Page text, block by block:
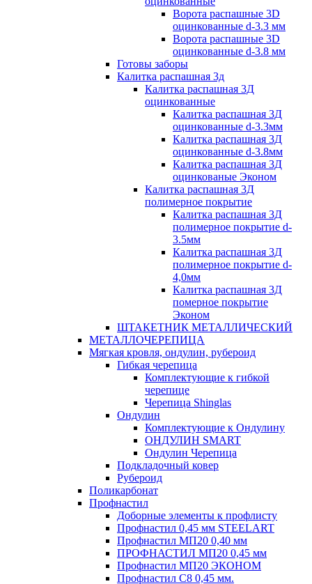
Ворота распашные 3D
оцинкованные d-3.3 мм
Ворота распашные 3D
оцинкованные d-3.8 мм
Готовы заборы
Калитка распашная 3д
Калитка распашная 3Д
оцинкованные
Калитка распашная 3Д
оцинкованные d-3.3мм
Калитка распашная 3Д
оцинкованные d-3.8мм
Калитка распашная 3Д
оцинкованые Эконом
Калитка распашная 3Д
полимерное покрытие
Калитка распашная 3Д
полимерное покрытие d-
3.5мм
Калитка распашная 3Д
полимерное покрытие d-
4,0мм
Калитка распашная 3Д
померное покрытие
Эконом
ШТАКЕТНИК МЕТАЛЛИЧЕСКИЙ
МЕТАЛЛОЧЕРЕПИЦА
Мягкая кровля, ондулин, рубероид
Гибкая черепица
Комплектующие к гибкой
черепице
Черепица Shinglas
Ондулин
Комплектующие к Ондулину
ОНДУЛИН SMART
Ондулин Черепица
Подкладочный ковер
Рубероид
Поликарбонат
Профнастил
Доборные элементы к профлисту
Профнастил 0,45 мм STEELART
Профнастил МП20 0,40 мм
ПРОФНАСТИЛ МП20 0,45 мм
Профнастил МП20 ЭКОНОМ
Профнастил С8 0,45 мм.